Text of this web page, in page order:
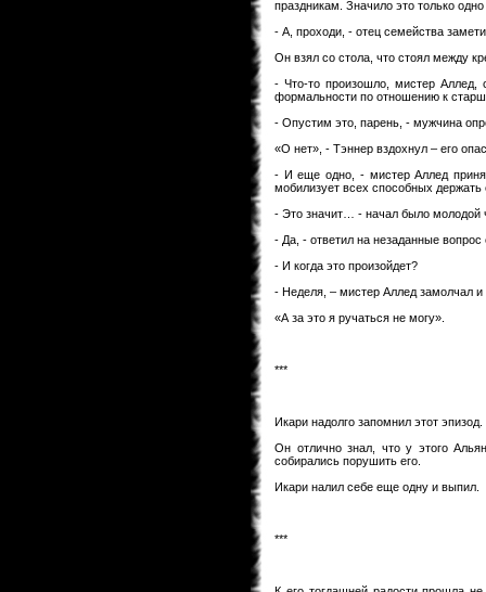
праздникам. Значило это только
- А, проходи, - отец семейства
Он взял со стола, что стоял между
- Что-то произошло, мистер Аллед,
формальности по отношению к
- Опустим это, парень, - мужчина
«О нет», - Тэннер вздохнул – его
- И еще одно, - мистер Аллед
мобилизует всех способных
- Это значит… - начал было молодой
- Да, - ответил на незаданные
- И когда это произойдет?
- Неделя, – мистер Аллед замолчал и
«А за это я ручаться не могу».
***
Икари надолго запомнил этот
Он отлично знал, что у этого
собирались порушить его.
Икари налил себе еще одну и выпил.
***